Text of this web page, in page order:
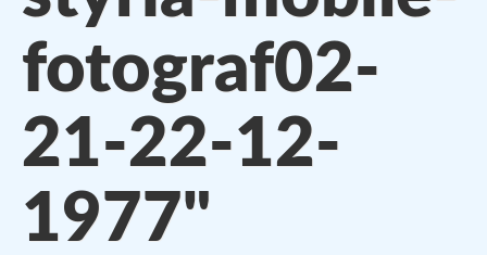
fotograf02-
21-22-12-
1977"